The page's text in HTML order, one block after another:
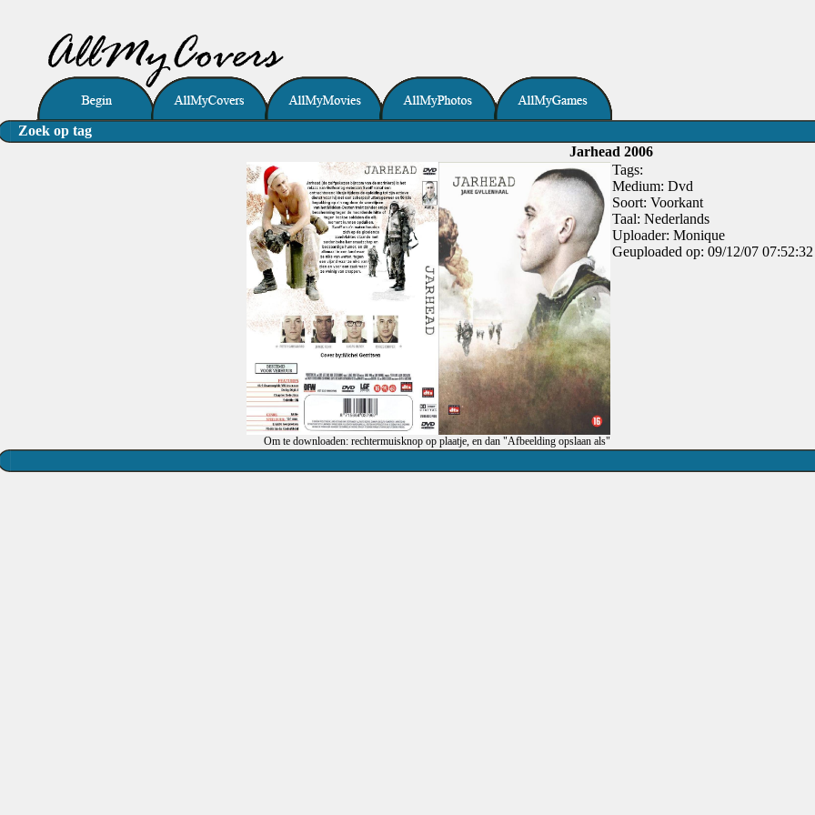
Zoek op tag
Jarhead 2006
Om te downloaden: rechtermuisknop op plaatje, en dan "Afbeelding opslaan als"
Tags:
Medium: Dvd
Soort: Voorkant
Taal: Nederlands
Uploader: Monique
Geuploaded op: 09/12/07 07:52:32